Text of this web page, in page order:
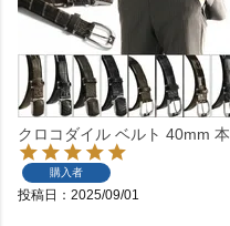
クロコダイル ベルト 40mm
購入者
投稿日 2025/09/01